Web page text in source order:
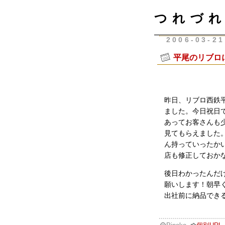
つれづ
2006-03-21
平尾のリブロ
昨日、リブロ西鉄
ました。今日祝日
あってお客さんも
見てもらえました
ん持っていったか
店も修正しておか
後日わかったんだ
願いします！朝早
出社前に納品でき